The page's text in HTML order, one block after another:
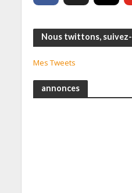
Nous twittons,
Mes Tweets
annonces